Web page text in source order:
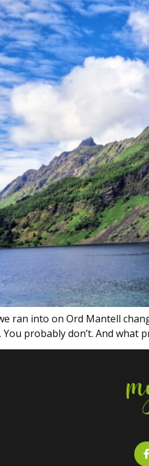
ran into on Ord Mantell
probably don’t. And what